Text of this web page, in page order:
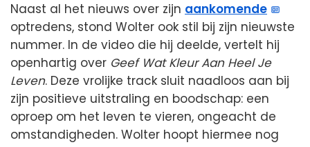
Naast al het nieuws over zijn aankomende
optredens, stond Wolter ook stil bij zijn nieuwste
nummer. In de video die hij deelde, vertelt hij
openhartig over Geef Wat Kleur Aan Heel Je
Leven. Deze vrolijke track sluit naadloos aan bij
zijn positieve uitstraling en boodschap: een
oproep om het leven te vieren, ongeacht de
omstandigheden. Wolter hoopt hiermee nog